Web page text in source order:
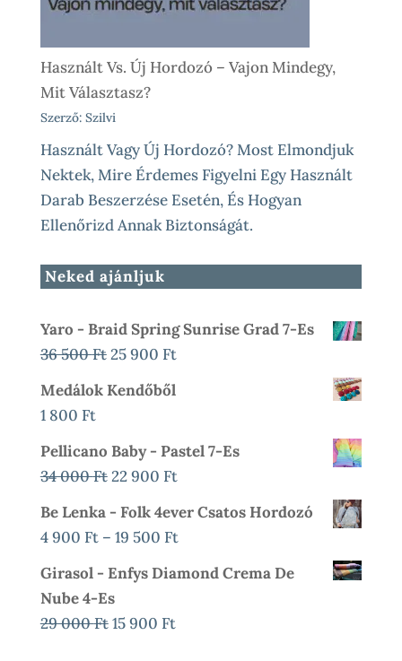
Használt Vs. Új Hordozó – Vajon Mindegy,
Mit Választasz?
Szerző: Szilvi
Használt Vagy Új Hordozó? Most Elmondjuk
Nektek, Mire Érdemes Figyelni Egy Használt
Darab Beszerzése Esetén, És Hogyan
Ellenőrizd Annak Biztonságát.
Neked ajánljuk
Yaro - Braid Spring Sunrise Grad 7-Es
36 500Ft Original
500 Ft.
25 900 FtCurrent
900 Ft.
Medálok Kendőből
1 800 Ft
Pellicano Baby - Pastel 7-Es
34 000Ft Original
000 Ft.
22 900 FtCurrent
900 Ft.
Be Lenka - Folk 4ever Csatos Hordozó
4 900 Ft – 19 500 FtÁrtartomány:
Girasol - Enfys Diamond Crema De
Nube 4-Es
29 000FtOriginal
15 900 FtCurrent